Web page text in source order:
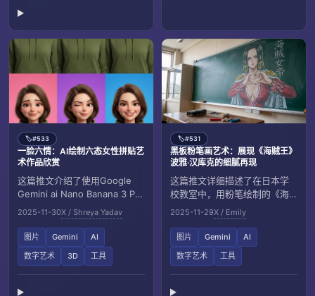
🏷️#533
一脸六情：AI绘制六态女性拼贴艺
术作品欣赏
这篇推文介绍了使用Google
Gemini ai Nano Banana 3 Pro
工具，创作出一幅六格拼贴的
3D漫画风格女性肖像，展现六
种不同情绪，包括快乐、惊
讶、严肃、可爱、俏皮和自
信，融合高端数字艺术与丰富
2025-11-30X / Shreya Yadav
图片 Gemini
AI
数字艺术
3D 工具
🏷️#531
黑板粉笔画艺术：展现《海贼王》
波雅·汉库克的细腻再现
这篇推文详细描述了在日本学
校教室中，用粉笔绘制的《海
贼王》角色波雅·汉库克的写实
黑板画，捕捉了作品的纹理细
节与环境氛围，展现了粉笔艺
术的瞬间美感。
2025-11-29X / Emily
图片 Gemini
AI
数字艺术
工具